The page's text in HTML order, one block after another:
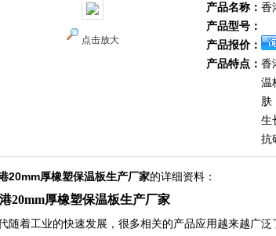
点击放大
产品名称： 香
产品型号：
产品报价：
产品特点： 香
温
肤
生
抗
20mm厚橡塑保温板生产厂家的详细资料：
20mm厚橡塑保温板生产厂家
随着工业的快速发展，很多相关的产品应用越来越广